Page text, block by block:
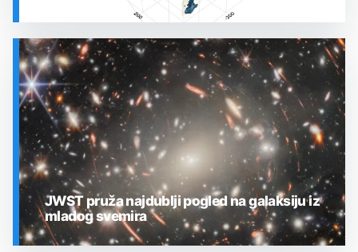
SVEMIR
JWST pruža najdublji pogled na galaksiju iz
mladog svemira